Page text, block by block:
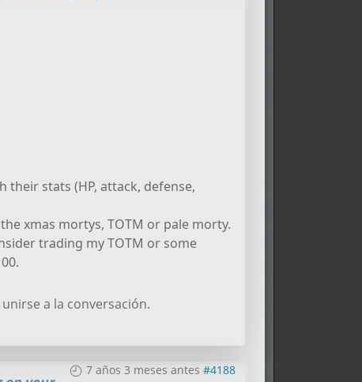
their stats (HP, attack, defense,
xmas mortys, TOTM or pale morty.
trading my TOTM or some
a la conversación.
7 años 3 meses antes #4188